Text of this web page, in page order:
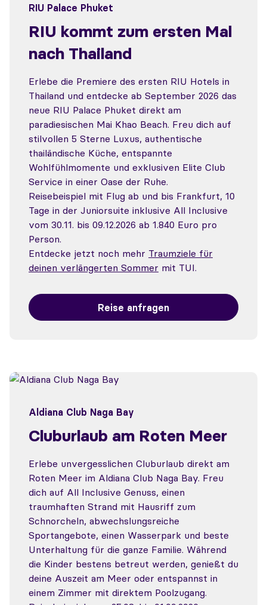
RIU Palace Phuket
RIU kommt zum ersten Mal
nach Thailand
Erlebe die Premiere des ersten RIU Hotels in
Thailand und entdecke ab September 2026 das
neue RIU Palace Phuket direkt am
paradiesischen Mai Khao Beach. Freu dich auf
stilvollen 5 Sterne Luxus, authentische
thailändische Küche, entspannte
Wohlfühlmomente und exklusiven Elite Club
Service in einer Oase der Ruhe.
Reisebeispiel mit Flug ab und bis Frankfurt, 10
Tage in der Juniorsuite inklusive All Inclusive
vom 30.11. bis 09.12.2026 ab 1.840 Euro pro
Person.
Entdecke jetzt noch mehr Traumziele für
deinen verlängerten Sommer mit TUI.
Reise anfragen
Aldiana Club Naga Bay
Cluburlaub am Roten Meer
Erlebe unvergesslichen Cluburlaub direkt am
Roten Meer im Aldiana Club Naga Bay. Freu
dich auf All Inclusive Genuss, einen
traumhaften Strand mit Hausriff zum
Schnorcheln, abwechslungsreiche
Sportangebote, einen Wasserpark und beste
Unterhaltung für die ganze Familie. Während
die Kinder bestens betreut werden, genießt du
deine Auszeit am Meer oder entspannst in
einem Zimmer mit direktem Poolzugang.